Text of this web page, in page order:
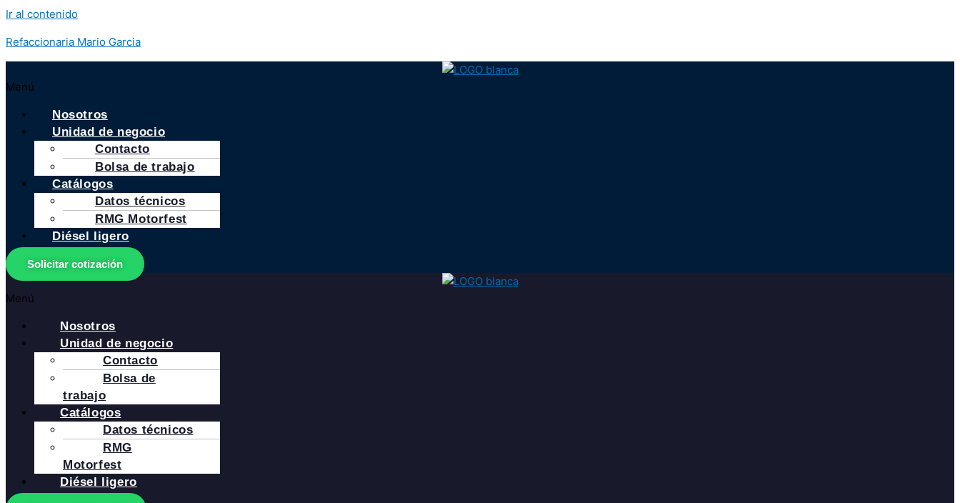
Ir al contenido
Refaccionaria Mario Garcia
Menú
Nosotros
Unidad de negocio
Contacto
Bolsa de trabajo
Catálogos
Datos técnicos
RMG Motorfest
Diésel ligero
Solicitar cotización
Menú
Nosotros
Unidad de negocio
Contacto
Bolsa de
trabajo
Catálogos
Datos técnicos
RMG
Motorfest
Diésel ligero